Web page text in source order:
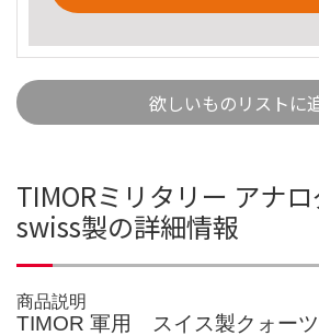
欲しいものリストに
TIMORミリタリー アナ
swiss製の詳細情報
商品説明
TIMOR 軍用 スイス製クォー